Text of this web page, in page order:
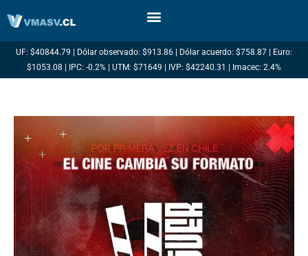
UF: $40844.79 | Dólar observado: $913.86 | Dólar acuerdo: $758.87 | Euro:
$1053.08 | IPC: -0.2% | UTM: $71649 | IVP: $42240.31 | Imacec: 2.4%